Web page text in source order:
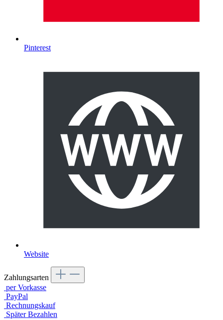
Pinterest
Website
Zahlungsarten
per Vorkasse
PayPal
Rechnungskauf
Später Bezahlen